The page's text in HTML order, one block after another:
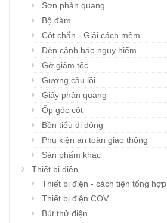
Sơn phản quang
Bộ đàm
Cột chắn - Giải cách mềm
Đèn cảnh báo nguy hiểm
Gờ giảm tốc
Gương cầu lồi
Giấy phản quang
Ốp góc cột
Bồn tiểu di động
Phụ kiện an toàn giao thông
Sản phẩm khác
Thiết bị điện
Thiết bị điện - cách tiện tổng hợp
Thiết bị điện COV
Bút thử điện